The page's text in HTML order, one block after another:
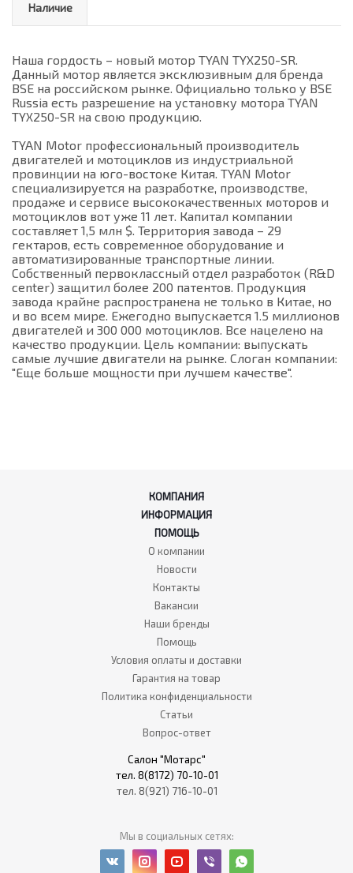
Наличие
Наша гордость – новый мотор TYAN TYX250-SR.
Данный мотор является эксклюзивным для бренда
BSE на российском рынке. Официально только у BSE
Russia есть разрешение на установку мотора TYAN
TYX250-SR на свою продукцию.
TYAN Motor профессиональный производитель
двигателей и мотоциклов из индустриальной
провинции на юго-востоке Китая. TYAN Motor
специализируется на разработке, производстве,
продаже и сервисе высококачественных моторов и
мотоциклов вот уже 11 лет. Капитал компании
составляет 1,5 млн $. Территория завода – 29
гектаров, есть современное оборудование и
автоматизированные транспортные линии.
Собственный первоклассный отдел разработок (R&D
center) защитил более 200 патентов. Продукция
завода крайне распространена не только в Китае, но
и во всем мире. Ежегодно выпускается 1.5 миллионов
двигателей и 300 000 мотоциклов. Все нацелено на
качество продукции. Цель компании: выпускать
самые лучшие двигатели на рынке. Слоган компании:
"Еще больше мощности при лучшем качестве".
КОМПАНИЯ
ИНФОРМАЦИЯ
ПОМОЩЬ
О компании
Новости
Контакты
Вакансии
Наши бренды
Помощь
Условия оплаты и доставки
Гарантия на товар
Политика конфиденциальности
Статьи
Вопрос-ответ
Салон "Мотарс"
тел. 8(8172) 70-10-01
тел. 8(921) 716-10-01
Мы в социальных сетях: